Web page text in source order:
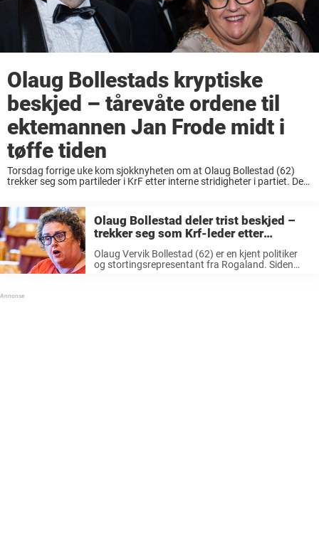
Olaug Bollestads kryptiske
beskjed – tårevåte ordene til
ektemannen Jan Frode midt i
tøffe tiden
Torsdag forrige uke kom sjokknyheten om at Olaug Bollestad (62)
trekker seg som partileder i KrF etter interne stridigheter i partiet. Det
Olaug Bollestad deler trist beskjed –
trekker seg som Krf-leder etter
stridigheter: «Lei oss»
Olaug Vervik Bollestad (62) er en kjent politiker
og stortingsrepresentant fra Rogaland. Siden